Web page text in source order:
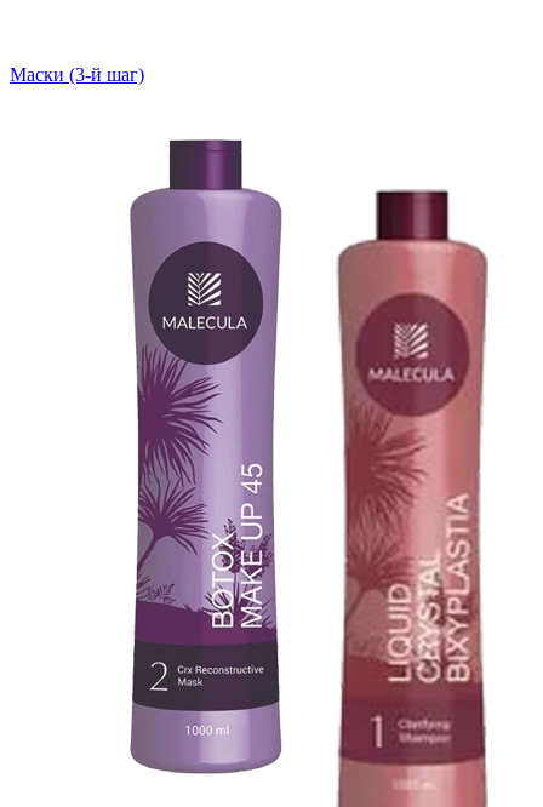
Маски (3-й шаг)